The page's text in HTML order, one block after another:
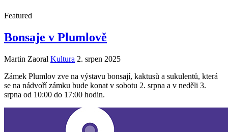
Featured
Bonsaje v Plumlově
Martin Zaoral Kultura 2. srpen 2025
Zámek Plumlov zve na výstavu bonsají, kaktusů a sukulentů, která
se na nádvoří zámku bude konat v sobotu 2. srpna a v neděli 3.
srpna od 10:00 do 17:00 hodin.